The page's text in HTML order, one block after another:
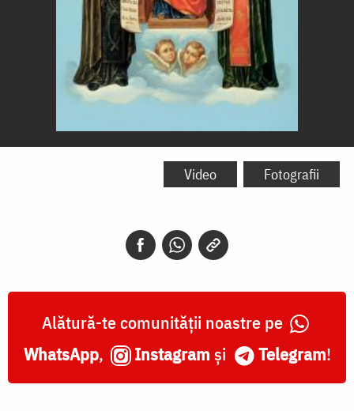
Icoana
Video Fotografii
Alătură-te comunității noastre pe
WhatsApp, Instagram și Telegram!